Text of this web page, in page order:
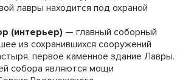
лавры находится под охраной
(интерьер) — главный соборный
из сохранившихся сооружений
первое каменное здание Лавры.
собора являются мощи